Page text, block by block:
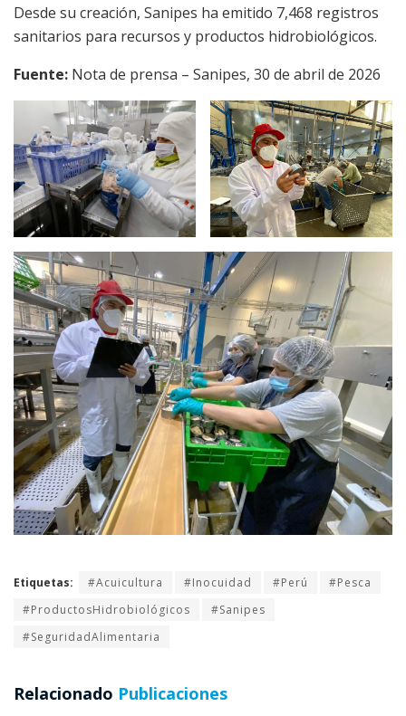
Desde su creación, Sanipes ha emitido 7,468 registros
sanitarios para recursos y productos hidrobiológicos.
Fuente: Nota de prensa – Sanipes, 30 de abril de 2026
Etiquetas: #Acuicultura #Inocuidad #Perú
#Pesca
#ProductosHidrobiológicos
#Sanipes
#SeguridadAlimentaria
Relacionado Publicaciones